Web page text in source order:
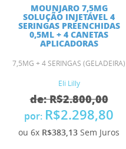
MOUNJARO 7,5MG
SOLUÇÃO INJETÁVEL 4
SERINGAS PREENCHIDAS
0,5ML + 4 CANETAS
APLICADORAS
7,5MG + 4 SERINGAS (GELADEIRA)
Eli Lilly
de: R$2.800,00
por: R$2.298,80
ou 6x R$383,13 Sem Juros